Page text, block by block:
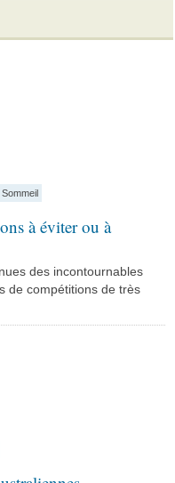
,Sommeil
à éviter ou à
des incontournables
de compétitions de très